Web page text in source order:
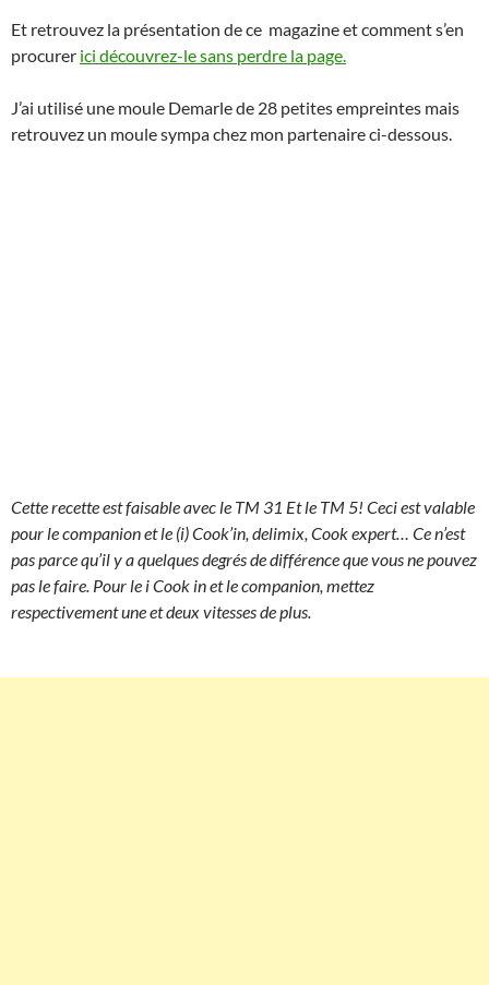
Et retrouvez la présentation de ce magazine et comment s’en
procurer ici découvrez-le sans perdre la page.
J’ai utilisé une moule Demarle de 28 petites empreintes mais
retrouvez un moule sympa chez mon partenaire ci-dessous.
Cette recette est faisable avec le TM 31 Et le TM 5! Ceci est valable
pour le companion et le (i) Cook’in, delimix, Cook expert… Ce n’est
pas parce qu’il y a quelques degrés de différence que vous ne pouvez
pas le faire. Pour le i Cook in et le companion, mettez
respectivement une et deux vitesses de plus.